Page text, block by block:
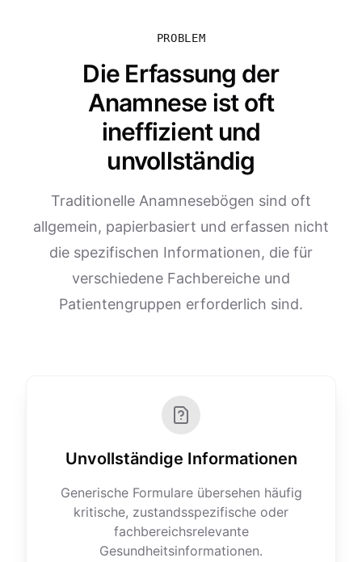
PROBLEM
Die Erfassung der
Anamnese ist oft
ineffizient und
unvollständig
Traditionelle Anamnesebögen sind oft
allgemein, papierbasiert und erfassen nicht
die spezifischen Informationen, die für
verschiedene Fachbereiche und
Patientengruppen erforderlich sind.
Unvollständige Informationen
Generische Formulare übersehen häufig
kritische, zustandsspezifische oder
fachbereichsrelevante
Gesundheitsinformationen.